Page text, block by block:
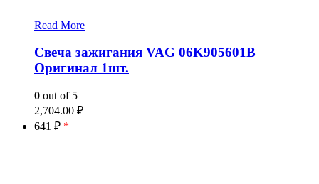
Read More
Свеча зажигания VAG 06K905601B
Оригинал 1шт.
0 out of 5
2,704.00 ₽
641 ₽ *